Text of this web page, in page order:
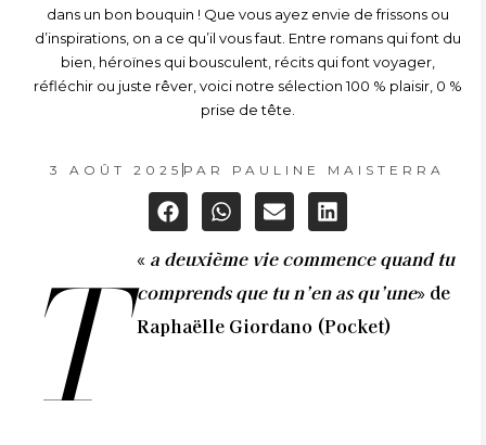
dans un bon bouquin ! Que vous ayez envie de frissons ou
d’inspirations, on a ce qu’il vous faut. Entre romans qui font du
bien, héroïnes qui bousculent, récits qui font voyager,
réfléchir ou juste rêver, voici notre sélection 100 % plaisir, 0 %
prise de tête.
3 AOÛT 2025 PAR PAULINE MAISTERRA
«
T
a deuxième vie commence quand tu
comprends que tu n’en as qu’une» de
Raphaëlle Giordano (Pocket)